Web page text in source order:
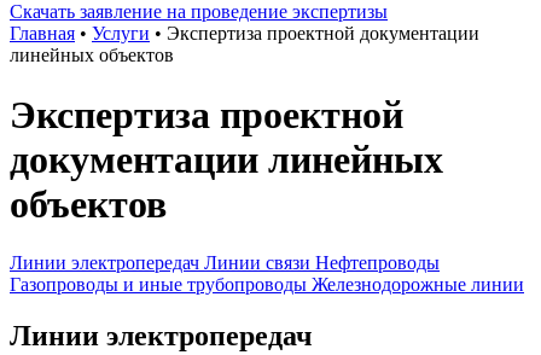
Скачать заявление на проведение экспертизы
Главная • Услуги • Экспертиза проектной документации
линейных объектов
Экспертиза проектной
документации линейных
объектов
Линии электропередач Линии связи Нефтепроводы
Газопроводы и иные трубопроводы Железнодорожные линии
Линии электропередач